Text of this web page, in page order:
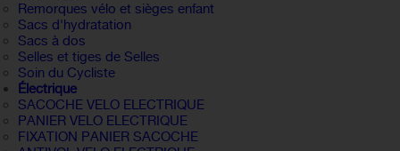
Remorques vélo et sièges enfant
Sacs d'hydratation
Sacs à dos
Selles et tiges de Selles
Soin du Cycliste
Électrique
SACOCHE VELO ELECTRIQUE
PANIER VELO ELECTRIQUE
FIXATION PANIER SACOCHE